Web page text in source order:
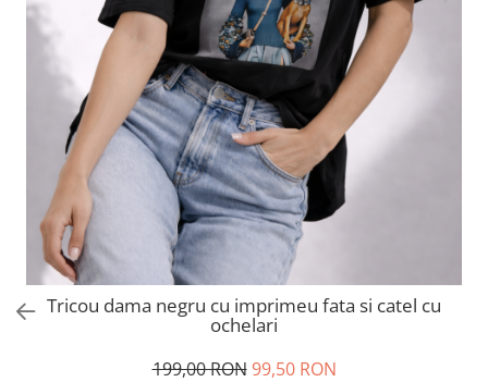
Tricouri si topuri
Rochii de eveniment
Tricou dama negru cu imprimeu fata si catel cu
ochelari
199,00 RON 99,50 RON